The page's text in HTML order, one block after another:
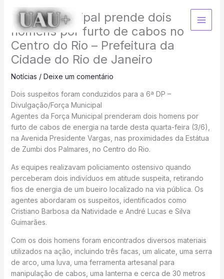
conteúdo
Força Municipal prende dois
homens por furto de cabos no
Centro do Rio – Prefeitura da
Cidade do Rio de Janeiro
Notícias / Deixe um comentário
Dois suspeitos foram conduzidos para a 6ª DP –
Divulgação/Força Municipal
Agentes da Força Municipal prenderam dois homens por
furto de cabos de energia na tarde desta quarta-feira (3/6),
na Avenida Presidente Vargas, nas proximidades da Estátua
de Zumbi dos Palmares, no Centro do Rio.
As equipes realizavam policiamento ostensivo quando
perceberam dois indivíduos em atitude suspeita, retirando
fios de energia de um bueiro localizado na via pública. Os
agentes abordaram os suspeitos, identificados como
Cristiano Barbosa da Natividade e André Lucas e Silva
Guimarães.
Com os dois homens foram encontrados diversos materiais
utilizados na ação, incluindo três facas, um alicate, uma serra
de arco, uma luva, uma ferramenta artesanal para
manipulação de cabos, uma lanterna e cerca de 30 metros